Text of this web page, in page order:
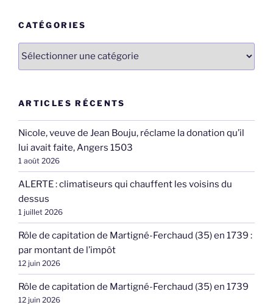
CATÉGORIES
ARTICLES RÉCENTS
Nicole, veuve de Jean Bouju, réclame la donation qu’il
lui avait faite, Angers 1503
1 août 2026
ALERTE : climatiseurs qui chauffent les voisins du
dessus
1 juillet 2026
Rôle de capitation de Martigné-Ferchaud (35) en 1739 :
par montant de l’impôt
12 juin 2026
Rôle de capitation de Martigné-Ferchaud (35) en 1739
12 juin 2026